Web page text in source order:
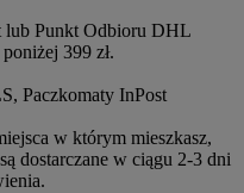
lub Punkt Odbioru DHL
poniżej 399 zł.
w którym mieszkasz,
dostarczane w ciągu 2-3 dni